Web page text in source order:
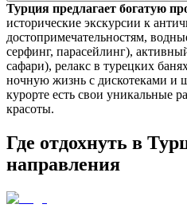
Турция предлагает богатую
исторические экскурсии к
достопримечательностям,
серфинг, парасейлинг),
сафари), релакс в турецких
ночную жизнь с дискотеками
курорте есть свои уникальные
красоты.
Где отдохнуть в
направления